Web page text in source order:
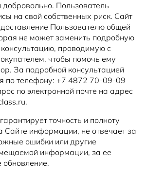
добровольно. Пользователь
на свой собственных риск. Сайт
Пользователю общей
не может заменить подробную
проводимую с
чтобы помочь ему
За подробной консультацией
по телефону: +7 4872 70-09-09
по электронной почте на адрес
точность и полноту
информации, не отвечает за
ошибки или другие
информации, за ее
обновление.